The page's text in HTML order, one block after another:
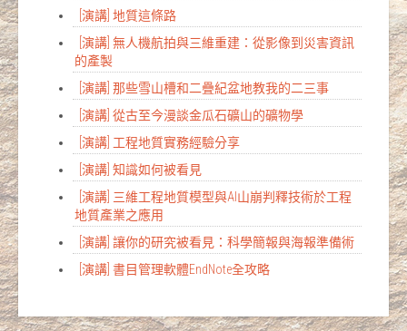
[演講] 地質這條路
[演講] 無人機航拍與三維重建：從影像到災害資訊
的產製
[演講] 那些雪山槽和二疊紀盆地教我的二三事
[演講] 從古至今漫談金瓜石礦山的礦物學
[演講] 工程地質實務經驗分享
[演講] 知識如何被看見
[演講] 三維工程地質模型與AI山崩判釋技術於工程
地質產業之應用
[演講] 讓你的研究被看見：科學簡報與海報準備術
[演講] 書目管理軟體EndNote全攻略